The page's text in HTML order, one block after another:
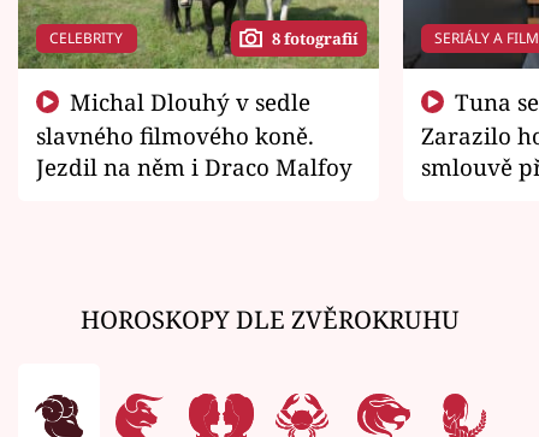
CELEBRITY 8 fotografií
slavného filmového koně.
Jezdil na něm i Draco Malfoy
SERIÁLY A
Zarazilo
smlouvě
HOROSKOPY DLE ZVĚROKRUHU